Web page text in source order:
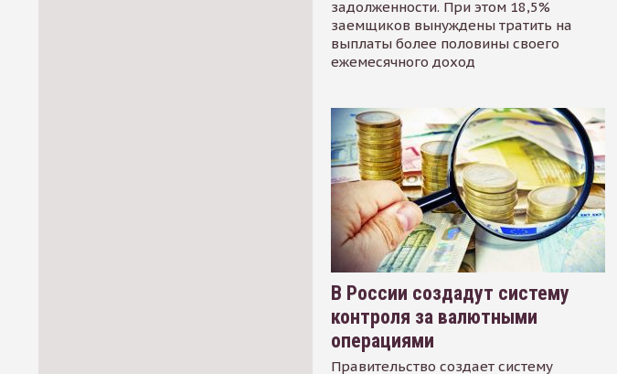
задолженности. При этом 18,5%
заемщиков вынуждены тратить на
выплаты более половины своего
ежемесячного доход
В России создадут систему
контроля за валютными
операциями
Правительство создает систему